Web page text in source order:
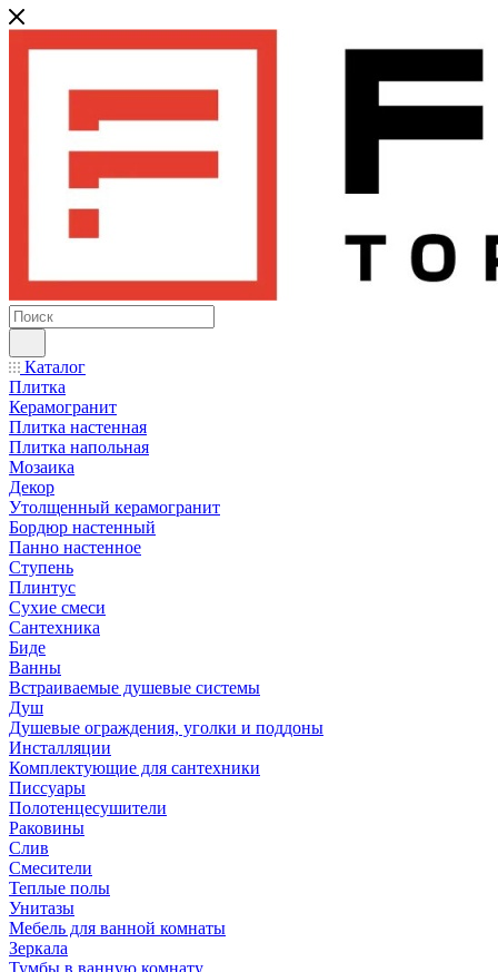
Каталог
Плитка
Керамогранит
Плитка настенная
Плитка напольная
Мозаика
Декор
Утолщенный керамогранит
Бордюр настенный
Панно настенное
Ступень
Плинтус
Сухие смеси
Сантехника
Биде
Ванны
Встраиваемые душевые системы
Душ
Душевые ограждения, уголки и поддоны
Инсталляции
Комплектующие для сантехники
Писсуары
Полотенцесушители
Раковины
Слив
Смесители
Теплые полы
Унитазы
Мебель для ванной комнаты
Зеркала
Тумбы в ванную комнату